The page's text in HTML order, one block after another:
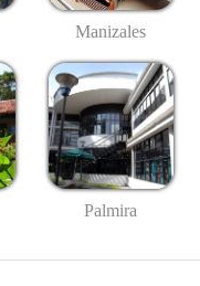
Manizales
Palmira